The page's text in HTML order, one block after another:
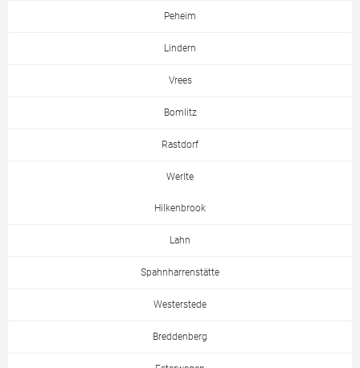
Peheim
Lindern
Vrees
Bomlitz
Rastdorf
Werlte
Hilkenbrook
Lahn
Spahnharrenstätte
Westerstede
Breddenberg